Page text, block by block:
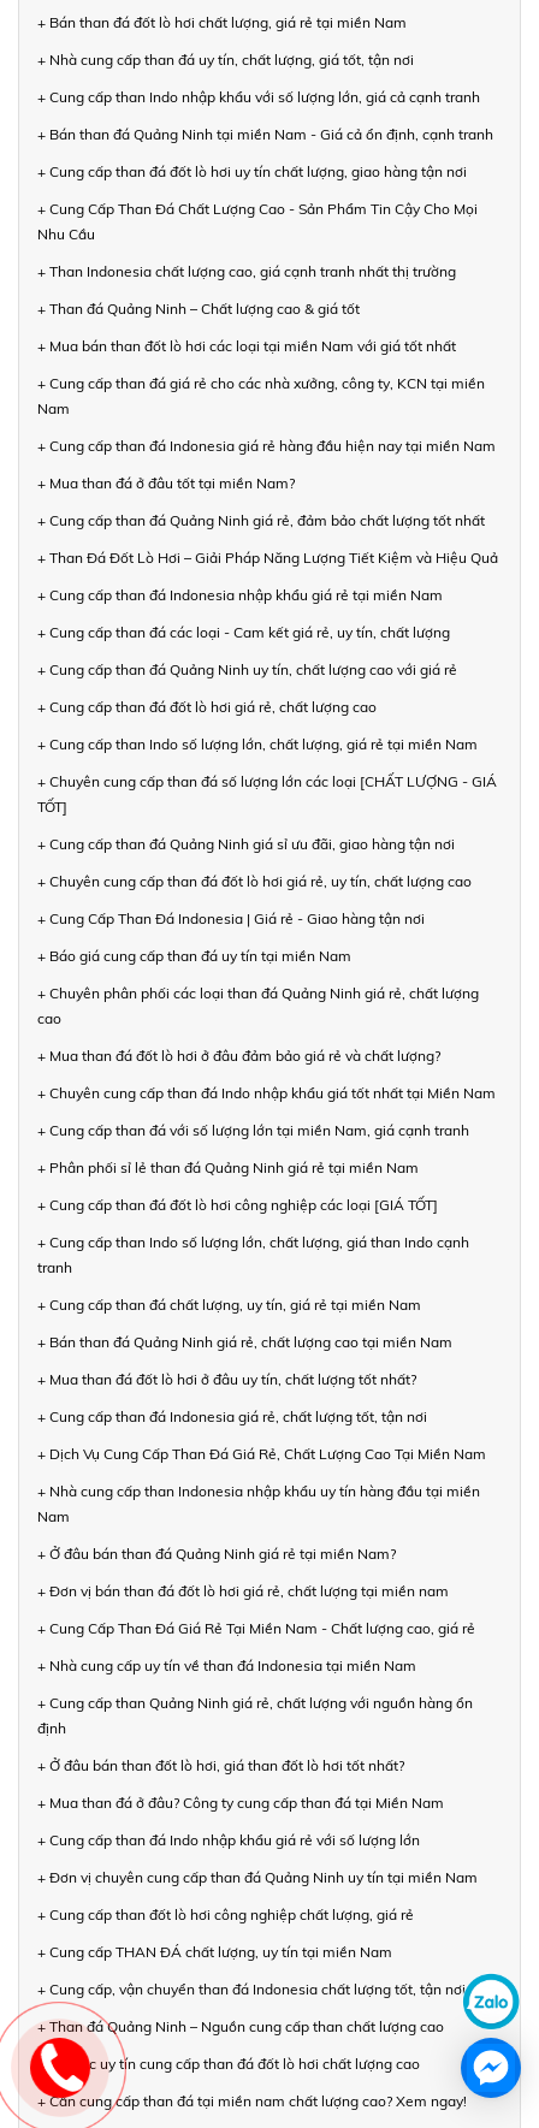
+ Bán than đá đốt lò hơi chất lượng, giá rẻ tại miền Nam
+ Nhà cung cấp than đá uy tín, chất lượng, giá tốt, tận nơi
+ Cung cấp than Indo nhập khẩu với số lượng lớn, giá cả cạnh tranh
+ Bán than đá Quảng Ninh tại miền Nam - Giá cả ổn định, cạnh tranh
+ Cung cấp than đá đốt lò hơi uy tín chất lượng, giao hàng tận nơi
+ Cung Cấp Than Đá Chất Lượng Cao - Sản Phẩm Tin Cậy Cho Mọi
Nhu Cầu
+ Than Indonesia chất lượng cao, giá cạnh tranh nhất thị trường
+ Than đá Quảng Ninh – Chất lượng cao & giá tốt
+ Mua bán than đốt lò hơi các loại tại miền Nam với giá tốt nhất
+ Cung cấp than đá giá rẻ cho các nhà xưởng, công ty, KCN tại miền
Nam
+ Cung cấp than đá Indonesia giá rẻ hàng đầu hiện nay tại miền Nam
+ Mua than đá ở đâu tốt tại miền Nam?
+ Cung cấp than đá Quảng Ninh giá rẻ, đảm bảo chất lượng tốt nhất
+ Than Đá Đốt Lò Hơi – Giải Pháp Năng Lượng Tiết Kiệm và Hiệu Quả
+ Cung cấp than đá Indonesia nhập khẩu giá rẻ tại miền Nam
+ Cung cấp than đá các loại - Cam kết giá rẻ, uy tín, chất lượng
+ Cung cấp than đá Quảng Ninh uy tín, chất lượng cao với giá rẻ
+ Cung cấp than đá đốt lò hơi giá rẻ, chất lượng cao
+ Cung cấp than Indo số lượng lớn, chất lượng, giá rẻ tại miền Nam
+ Chuyên cung cấp than đá số lượng lớn các loại [CHẤT LƯỢNG - GIÁ
TỐT]
+ Cung cấp than đá Quảng Ninh giá sỉ ưu đãi, giao hàng tận nơi
+ Chuyên cung cấp than đá đốt lò hơi giá rẻ, uy tín, chất lượng cao
+ Cung Cấp Than Đá Indonesia | Giá rẻ - Giao hàng tận nơi
+ Báo giá cung cấp than đá uy tín tại miền Nam
+ Chuyên phân phối các loại than đá Quảng Ninh giá rẻ, chất lượng
cao
+ Mua than đá đốt lò hơi ở đâu đảm bảo giá rẻ và chất lượng?
+ Chuyên cung cấp than đá Indo nhập khẩu giá tốt nhất tại Miền Nam
+ Cung cấp than đá với số lượng lớn tại miền Nam, giá cạnh tranh
+ Phân phối sỉ lẻ than đá Quảng Ninh giá rẻ tại miền Nam
+ Cung cấp than đá đốt lò hơi công nghiệp các loại [GIÁ TỐT]
+ Cung cấp than Indo số lượng lớn, chất lượng, giá than Indo cạnh
tranh
+ Cung cấp than đá chất lượng, uy tín, giá rẻ tại miền Nam
+ Bán than đá Quảng Ninh giá rẻ, chất lượng cao tại miền Nam
+ Mua than đá đốt lò hơi ở đâu uy tín, chất lượng tốt nhất?
+ Cung cấp than đá Indonesia giá rẻ, chất lượng tốt, tận nơi
+ Dịch Vụ Cung Cấp Than Đá Giá Rẻ, Chất Lượng Cao Tại Miền Nam
+ Nhà cung cấp than Indonesia nhập khẩu uy tín hàng đầu tại miền
Nam
+ Ở đâu bán than đá Quảng Ninh giá rẻ tại miền Nam?
+ Đơn vị bán than đá đốt lò hơi giá rẻ, chất lượng tại miền nam
+ Cung Cấp Than Đá Giá Rẻ Tại Miền Nam - Chất lượng cao, giá rẻ
+ Nhà cung cấp uy tín về than đá Indonesia tại miền Nam
+ Cung cấp than Quảng Ninh giá rẻ, chất lượng với nguồn hàng ổn
định
+ Ở đâu bán than đốt lò hơi, giá than đốt lò hơi tốt nhất?
+ Mua than đá ở đâu? Công ty cung cấp than đá tại Miền Nam
+ Cung cấp than đá Indo nhập khẩu giá rẻ với số lượng lớn
+ Đơn vị chuyên cung cấp than đá Quảng Ninh uy tín tại miền Nam
+ Cung cấp than đốt lò hơi công nghiệp chất lượng, giá rẻ
+ Cung cấp THAN ĐÁ chất lượng, uy tín tại miền Nam
+ Cung cấp, vận chuyển than đá Indonesia chất lượng tốt, tận nơi
+ Than đá Quảng Ninh – Nguồn cung cấp than chất lượng cao
+ Đối tác uy tín cung cấp than đá đốt lò hơi chất lượng cao
+ Cần cung cấp than đá tại miền nam chất lượng cao? Xem ngay!